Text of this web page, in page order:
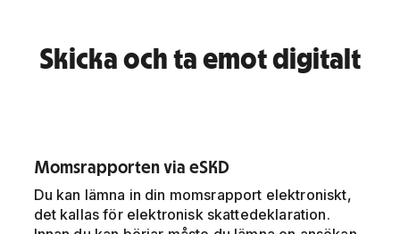
Skicka och ta emot digitalt
Momsrapporten via eSKD
Du kan lämna in din momsrapport elektroniskt,
det kallas för elektronisk skattedeklaration.